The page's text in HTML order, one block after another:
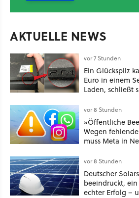
AKTUELLE NEWS
vor 7 Stunden
Ein Glückspilz
Euro in einem
Laden, schließt
funktionierende
GameStar]
vor 8 Stunden
»Öffentliche
Wegen
muss Meta in
vor 8 Stunden
Deutscher
beeindruckt,
echter Erfolg –